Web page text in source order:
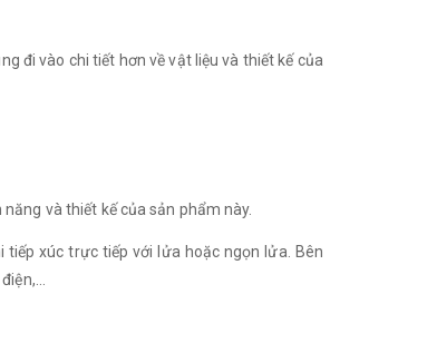
đi vào chi tiết hơn về vật liệu và thiết kế của
và thiết kế của sản phẩm này.
xúc trực tiếp với lửa hoặc ngọn lửa. Bên